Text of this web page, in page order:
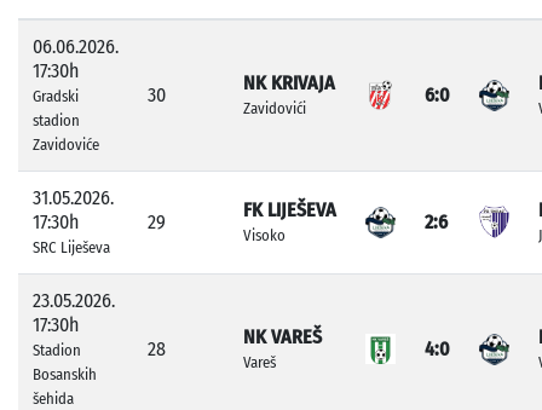
06.06.2026.
17:30h
Gradski
stadion
Zavidoviće
30
NK KRIVAJA
Zavidovići
6:0
31.05.2026.
17:30h
SRC Liješeva
29
FK LIJEŠEVA
Visoko
2:6
23.05.2026.
17:30h
Stadion
Bosanskih
šehida
28
NK VAREŠ
Vareš
4:0